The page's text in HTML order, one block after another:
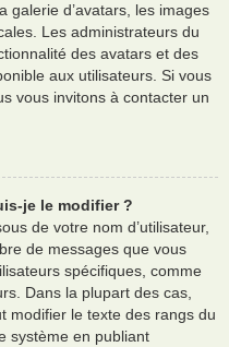
galerie d’avatars, les images
Les administrateurs du
des avatars et des
aux utilisateurs. Si vous
vous invitons à contacter un
je le modifier ?
de votre nom d’utilisateur,
de messages que vous
spécifiques, comme
Dans la plupart des cas,
modifier le texte des rangs du
système en publiant